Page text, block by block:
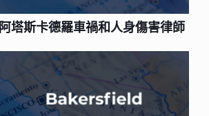
阿塔斯卡德羅車禍和人身傷害律師